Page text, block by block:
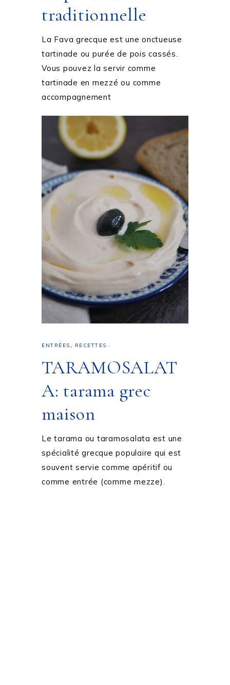
traditionnelle
La Fava grecque est une onctueuse
tartinade ou purée de pois cassés.
Vous pouvez la servir comme
tartinade en mezzé ou comme
accompagnement
ENTRÉES, RECETTES ·
TARAMOSALAT
A: tarama grec
maison
Le tarama ou taramosalata est une
spécialité grecque populaire qui est
souvent servie comme apéritif ou
comme entrée (comme mezze).